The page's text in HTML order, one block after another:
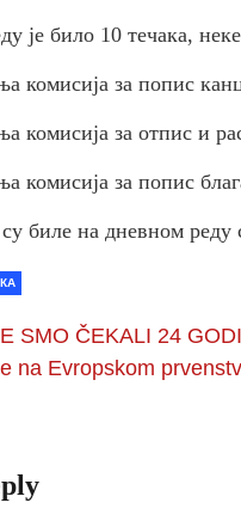
је било 10 течака,
комисија за попис
комисија за отпис и
комисија за попис
биле на дневном реду
SMO ČEKALI 24
na Evropskom